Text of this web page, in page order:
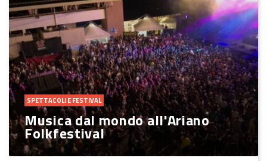
SPETTACOLI E FESTIVAL
Musica dal mondo all'Ariano
Folkfestival